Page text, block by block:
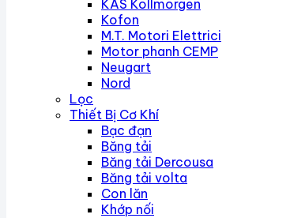
KAS Kollmorgen
Kofon
M.T. Motori Elettrici
Motor phanh CEMP
Neugart
Nord
Lọc
Thiết Bị Cơ Khí
Bạc đạn
Băng tải
Băng tải Dercousa
Băng tải volta
Con lăn
Khớp nối